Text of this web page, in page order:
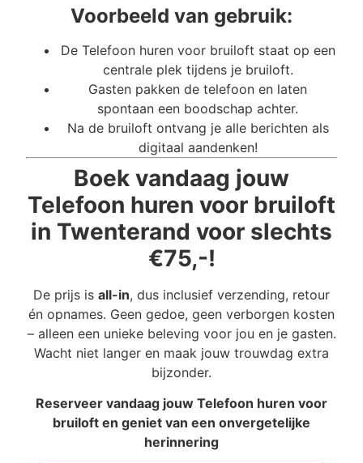
Voorbeeld van gebruik:
De Telefoon huren voor bruiloft staat op een
centrale plek tijdens je bruiloft.
Gasten pakken de telefoon en laten
spontaan een boodschap achter.
Na de bruiloft ontvang je alle berichten als
digitaal aandenken!
Boek vandaag jouw
Telefoon huren voor bruiloft
in Twenterand voor slechts
€75,-!
De prijs is all-in, dus inclusief verzending, retour
én opnames. Geen gedoe, geen verborgen kosten
– alleen een unieke beleving voor jou en je gasten.
Wacht niet langer en maak jouw trouwdag extra
bijzonder.
Reserveer vandaag jouw Telefoon huren voor
bruiloft en geniet van een onvergetelijke
herinnering